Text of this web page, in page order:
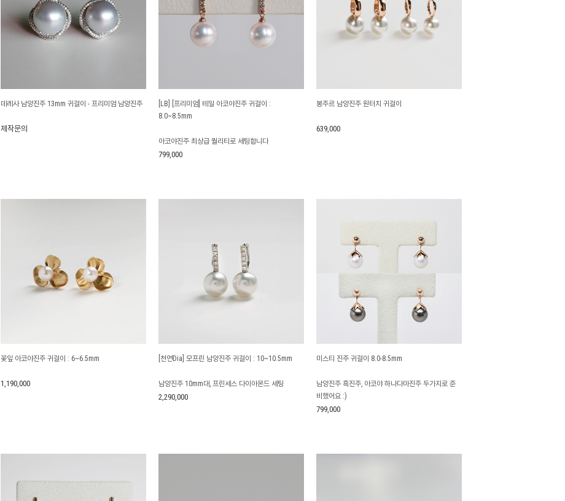
데레사 남양진주 13mm 귀걸이 - 프리미엄 남양진주
제작문의
[LB] [프리미엄] 테일 아코야진주 귀걸이 :
8.0~8.5mm
아코야진주 최상급 퀄리티로 세팅합니다
799,000
봉주르 남양진주 원터치 귀걸이
639,000
꽃잎 아코야진주 귀걸이 : 6~6.5mm
1,190,000
[천연Dia] 모프린 남양진주 귀걸이 : 10~10.5mm
남양진주 10mm대, 프린세스 다이아몬드 세팅
2,290,000
미스티 진주 귀걸이 8.0-8.5mm
남양진주 흑진주, 아코야 하나다마진주 두가지로 준
비했어요 :)
799,000